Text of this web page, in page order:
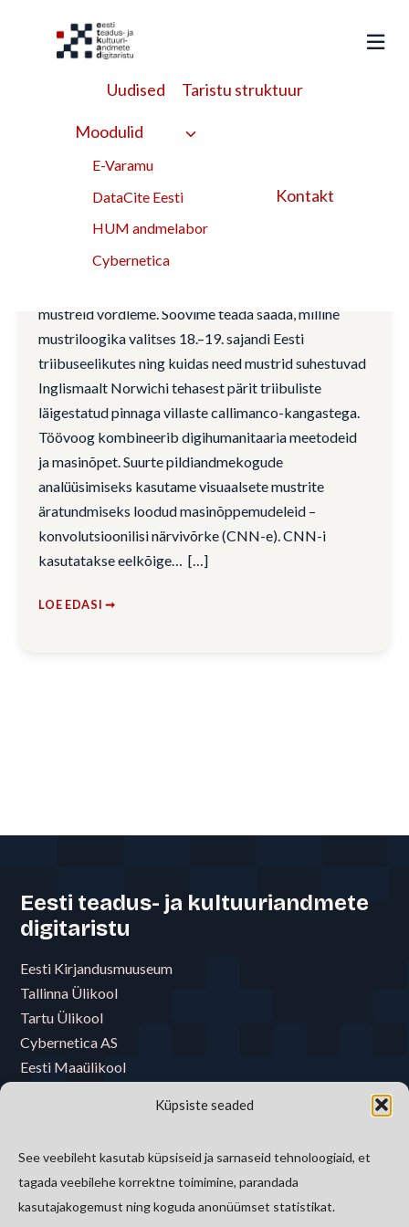
Küpsiste seaded
See veebileht kasutab küpsiseid ja sarnaseid tehnoloogiaid, et
tagada veebilehe korrektne toimimine, parandada
kasutajakogemust ning koguda anonüümset statistikat.
Uudised Taristu struktuur
Moodulid
E-Varamu
DataCite Eesti
HUM andmelabor
Cybernetica
Kontakt
etnoloogia
Triibuseelikute mustrianalüüs
mustreid võrdleme. Soovime teada saada, milline
mustriloogika valitses 18.–19. sajandi Eesti
triibuseelikutes ning kuidas need mustrid suhestuvad
Inglismaalt Norwichi tehasest pärit triibuliste
läigestatud pinnaga villaste callimanco-kangastega.
Töövoog kombineerib digihumanitaaria meetodeid
ja masinõpet. Suurte pildiandmekogude
analüüsimiseks kasutame visuaalsete mustrite
äratundmiseks loodud masinõppemudeleid –
konvolutsioonilisi närvivõrke (CNN-e). CNN-i
kasutatakse eelkõige…
LOE EDASI ➞
Eesti teadus- ja kultuuriandmete
digitaristu
Eesti Kirjandusmuuseum
Tallinna Ülikool
Tartu Ülikool
Cybernetica AS
Eesti Maaülikool
Eesti Raamatukoguvõrgu Konsortsium
E-riigi Akadeemia Sihtasutus
Tallinna Tehnikaülikool